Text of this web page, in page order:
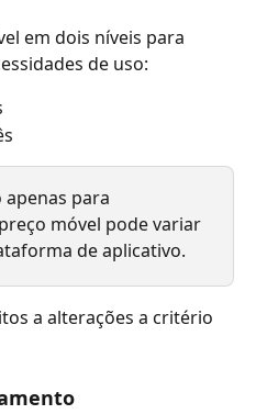
em dois níveis para
de uso:
apenas para
móvel pode variar
de aplicativo.
a alterações a critério